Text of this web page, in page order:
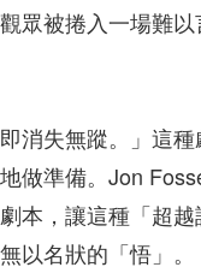
眾被捲入一場難
消失無蹤。」這
做準備。Jon
本，讓這種「
以名狀的「悟」。